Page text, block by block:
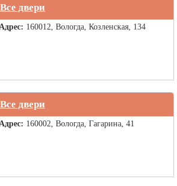
двери
160012, Вологда, Козленская, 134
двери
160002, Вологда, Гагарина, 41